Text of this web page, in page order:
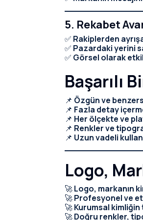
5. Rekabet
✅ Rakiplerden
✅ Pazardaki yerini
✅ Görsel olarak
Başarılı
📌 Özgün ve
📌 Fazla detay
📌 Her ölçekte ve
📌 Renkler ve
📌 Uzun vadeli
Logo,
🚀Logo, markanın
🚀Profesyonel ve
🚀Kurumsal
🚀Doğru renkler,